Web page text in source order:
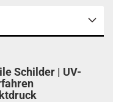
Schilder | UV-